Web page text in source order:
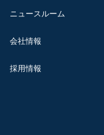
ニュースルーム
会社情報
採用情報